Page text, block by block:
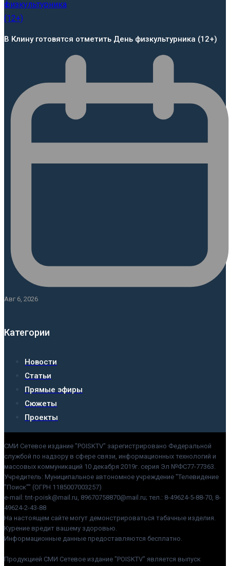
В Клину готовятся отметить День физкультурника (12+)
Авг 6, 2026
Категории
Новости
Статьи
Прямые эфиры
Сюжеты
Проекты
СМИ Сетевое издание "POISKTV" зарегистрировано Федеральной
службой по надзору в сфере связи, информационных технологий и
массовых коммуникаций 10 декабря 2019г. серия Эл №ФС77-77363.
Учредитель: Муниципальное автономное учреждение "Телевидение
"Поиск"" (ОГРН 1185007003257)
e-mail: tnt-poisk@mail.ru, 89670758870@mail.ru; тел.: 8-49624-5-88-70, 8-
49624-2-43-88
На настоящем сайте могут демонстрироваться табачные изделия.
Курение вредит вашему здоровью.
Информационные данные предоставляются бесплатно.
Продукцией СМИ Сетевое издание "POISKTV" является выпуск